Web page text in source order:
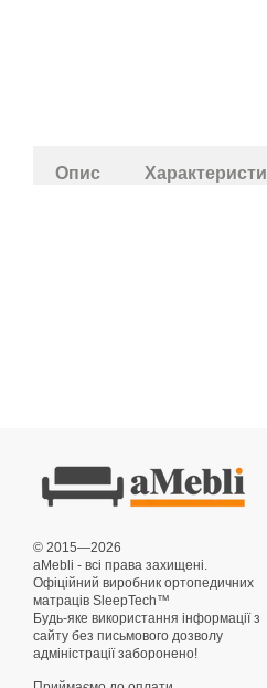
Опис
© 2015—2026
aMebli - всі права захищені.
Офіційний виробник ортопедичних
матраців SleepTech™
Будь-яке використання інформації з
сайту без письмового дозволу
адміністрації заборонено!